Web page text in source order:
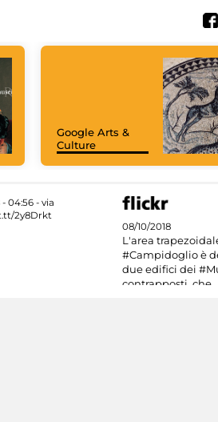
Google Arts &
Culture
08/10/2018
L'area
#Campidoglio è
due edifici dei
contrapposti, che